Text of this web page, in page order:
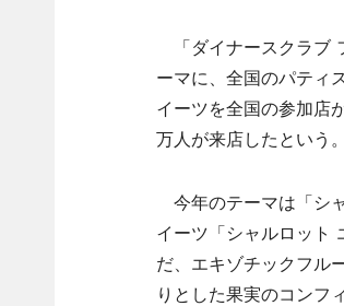
「ダイナースクラブ
ーマに、全国のパティ
イーツを全国の参加店
万人が来店したという。
今年のテーマは「シ
イーツ「シャルロット
だ、エキゾチックフル
りとした果実のコンフ